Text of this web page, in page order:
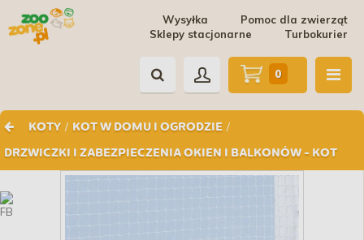
Pomoc dla zwierząt
Wysyłka
Turbokurier
Sklepy stacjonarne
KOTY / KOT W DOMU I OGRODZIE /
DRZWICZKI I ZABEZPIECZENIA OKIEN I BALKONÓW - KOT
0